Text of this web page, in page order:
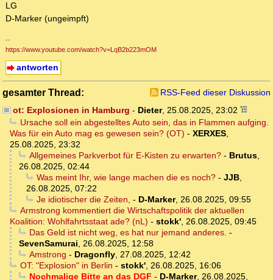
LG
D-Marker (ungeimpft)
--
https://www.youtube.com/watch?v=LqB2b223mOM
antworten
gesamter Thread:
RSS-Feed dieser Diskussion
ot: Explosionen in Hamburg - Dieter, 25.08.2025, 23:02
Ursache soll ein abgestelltes Auto sein, das in Flammen aufging.
Was für ein Auto mag es gewesen sein? (OT) - XERXES,
25.08.2025, 23:32
Allgemeines Parkverbot für E-Kisten zu erwarten?- Brutus,
26.08.2025, 02:44
Was meint Ihr, wie lange machen die es noch?- JJB,
26.08.2025, 07:22
Je idiotischer die Zeiten, - D-Marker, 26.08.2025, 09:55
Armstrong kommentiert die Wirtschaftspolitik der aktuellen
Koalition: Wohlfahrtsstaat ade? (nL) - stokk', 26.08.2025, 09:45
Das Geld ist nicht weg, es hat nur jemand anderes. -
SevenSamurai, 26.08.2025, 12:58
Amstrong - Dragonfly, 27.08.2025, 12:42
OT: "Explosion" in Berlin - stokk', 26.08.2025, 16:06
Nochmalige Bitte an das DGF - D-Marker, 26.08.2025,